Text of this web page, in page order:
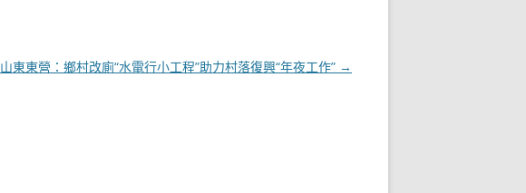
山東東營：鄉村改廁“水電行小工程”助力村落復興“年夜工作” →